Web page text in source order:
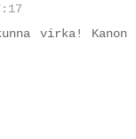
virka! Kanon